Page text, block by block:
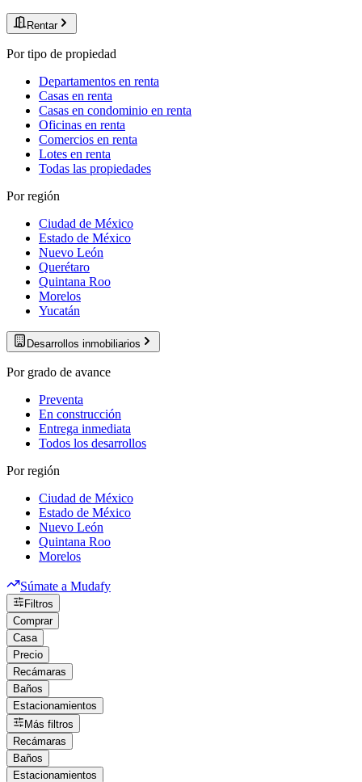
Rentar
Por tipo de propiedad
Departamentos en renta
Casas en renta
Casas en condominio en renta
Oficinas en renta
Comercios en renta
Lotes en renta
Todas las propiedades
Por región
Ciudad de México
Estado de México
Nuevo León
Querétaro
Quintana Roo
Morelos
Yucatán
Desarrollos inmobiliarios
Por grado de avance
Preventa
En construcción
Entrega inmediata
Todos los desarrollos
Por región
Ciudad de México
Estado de México
Nuevo León
Quintana Roo
Morelos
Súmate a Mudafy
Filtros
Comprar
Casa
Precio
Recámaras
Baños
Estacionamientos
Más filtros
Recámaras
Baños
Estacionamientos